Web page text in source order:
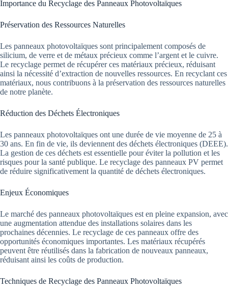
Importance du Recyclage des Panneaux Photovoltaïques
Préservation des Ressources Naturelles
Les panneaux photovoltaïques sont principalement composés de
silicium, de verre et de métaux précieux comme l’argent et le cuivre.
Le recyclage permet de récupérer ces matériaux précieux, réduisant
ainsi la nécessité d’extraction de nouvelles ressources. En recyclant ces
matériaux, nous contribuons à la préservation des ressources naturelles
de notre planète.
Réduction des Déchets Électroniques
Les panneaux photovoltaïques ont une durée de vie moyenne de 25 à
30 ans. En fin de vie, ils deviennent des déchets électroniques (DEEE).
La gestion de ces déchets est essentielle pour éviter la pollution et les
risques pour la santé publique. Le recyclage des panneaux PV permet
de réduire significativement la quantité de déchets électroniques.
Enjeux Économiques
Le marché des panneaux photovoltaïques est en pleine expansion, avec
une augmentation attendue des installations solaires dans les
prochaines décennies. Le recyclage de ces panneaux offre des
opportunités économiques importantes. Les matériaux récupérés
peuvent être réutilisés dans la fabrication de nouveaux panneaux,
réduisant ainsi les coûts de production.
Techniques de Recyclage des Panneaux Photovoltaïques